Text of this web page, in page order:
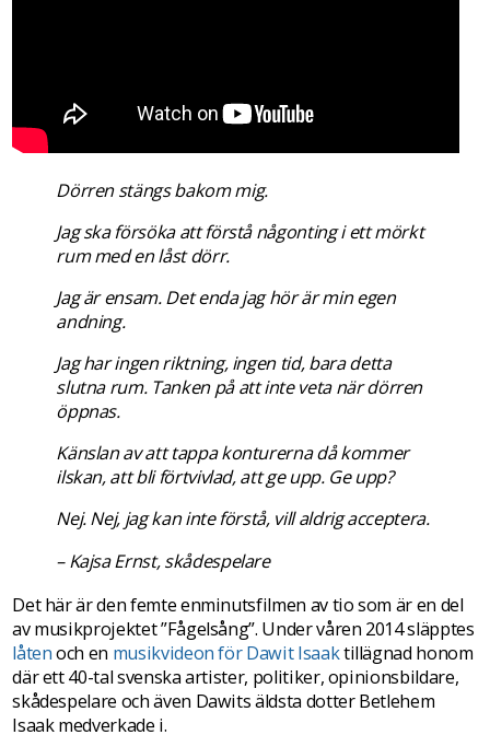
Dörren stängs bakom mig.
Jag ska försöka att förstå någonting i ett mörkt
rum med en låst dörr.
Jag är ensam. Det enda jag hör är min egen
andning.
Jag har ingen riktning, ingen tid, bara detta
slutna rum. Tanken på att inte veta när dörren
öppnas.
Känslan av att tappa konturerna då kommer
ilskan, att bli förtvivlad, att ge upp. Ge upp?
Nej. Nej, jag kan inte förstå, vill aldrig acceptera.
– Kajsa Ernst, skådespelare
Det här är den femte enminutsfilmen av tio som är en del
av musikprojektet ”Fågelsång”. Under våren 2014 släpptes
låtenoch en musikvideon för Dawit Isaaktillägnad honom
där ett 40-tal svenska artister, politiker, opinionsbildare,
skådespelare och även Dawits äldsta dotter Betlehem
Isaak medverkade i.